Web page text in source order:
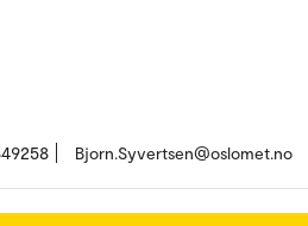
Bjorn.Syvertsen@oslomet.no